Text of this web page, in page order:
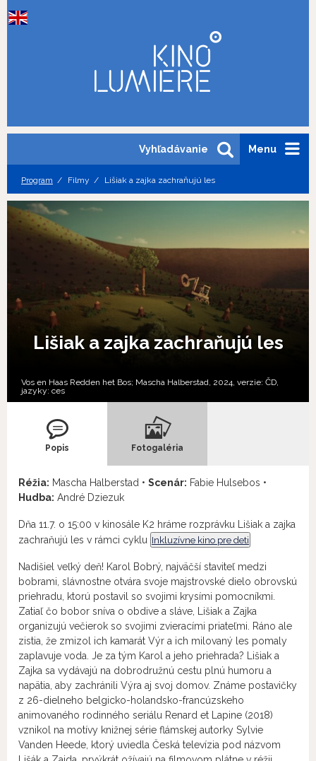
Menu
Vyhľadávanie
Program Filmy Lišiak a zajka zachraňujú les
Lišiak a zajka zachraňujú les
Vos en Haas Redden het Bos; Mascha Halberstad, 2024, verzie: ČD,
jazyky: ces
Popis Fotogaléria
Réžia: Mascha Halberstad • Scenár: Fabie Hulsebos •
Hudba: André Dziezuk
Dňa 11.7. o 15:00 v kinosále K2 hráme rozprávku Lišiak a zajka
zachraňujú les v rámci cyklu Inkluzívne kino pre deti
Nadišiel veľký deň! Karol Bobrý, najväčší staviteľ medzi
bobrami, slávnostne otvára svoje majstrovské dielo obrovskú
priehradu, ktorú postavil so svojimi krysími pomocníkmi.
Zatiaľ čo bobor sníva o obdive a sláve, Lišiak a Zajka
organizujú večierok so svojimi zvieracími priateľmi. Ráno ale
zistia, že zmizol ich kamarát Výr a ich milovaný les pomaly
zaplavuje voda. Je za tým Karol a jeho priehrada? Lišiak a
Zajka sa vydávajú na dobrodružnú cestu plnú humoru a
napätia, aby zachránili Výra aj svoj domov. Známe postavičky
z 26-dielneho belgicko-holandsko-francúzskeho
animovaného rodinného seriálu Renard et Lapine (2018)
vznikol na motívy knižnej série flámskej autorky Sylvie
Vanden Heede, ktorý uviedla Česká televízia pod názvom